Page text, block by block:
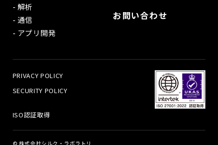
解析
通信
アプリ開発
お問い合わせ
PRIVACY POLICY
SECURITY POLICY
ISO認証取得
© 株式会社シルク・ラボラトリ